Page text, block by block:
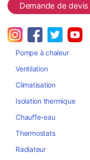
Demande de devis
Pompe à chaleur
Ventilation
Climatisation
Isolation thermique
Chauffe-eau
Thermostats
Radiateur